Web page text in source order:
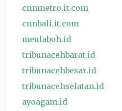
cnnmetro.it.com
cnnbali.it.com
meulaboh.id
tribunacehbarat.id
tribunacehbesar.id
tribunacehselatan.id
ayoagam.id